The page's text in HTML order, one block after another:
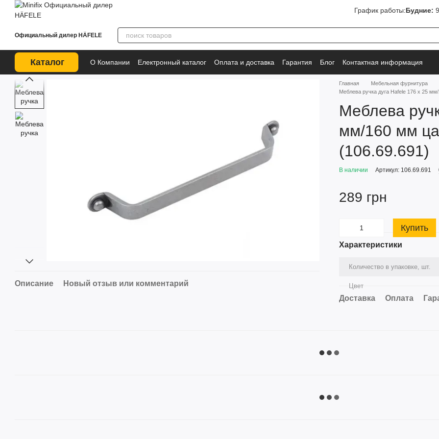
Перейти к основному контенту График работы:Будние:
Официальный дилер HÄFELE
Каталог О Компании Електронный каталог Оплата и доставка Гарантия Блог Контактная информация
Описание Новый отзыв или комментарий
Главная Мебельная фурнитура
Меблева ручка дуга Hafele 176 х 25
Меблева
мм/160 мм
(106.69.691)
В наличии Артикул: 106.69.691
289 грн
Купить
Характеристики
Количество в упаковке, шт.
Цвет
Доставка Оплата